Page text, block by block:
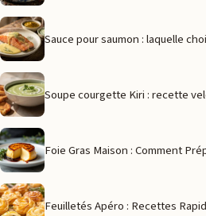
Sauce pour saumon : laquelle
Soupe courgette Kiri : recette
Foie Gras Maison : Comment
Feuilletés Apéro : Recettes